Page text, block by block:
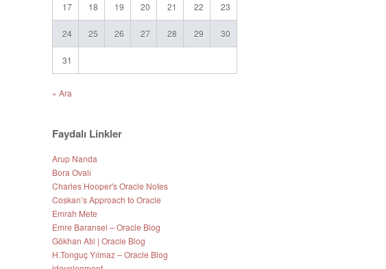
17 18 19 20 21 22 23
24 25 26 27 28 29 30
31
« Ara
Faydalı Linkler
Arup Nanda
Bora Ovalı
Charles Hooper's Oracle Notes
Coskan’s Approach to Oracle
Emrah Mete
Emre Baransel – Oracle Blog
Gökhan Atıl | Oracle Blog
H.Tonguç Yılmaz – Oracle Blog